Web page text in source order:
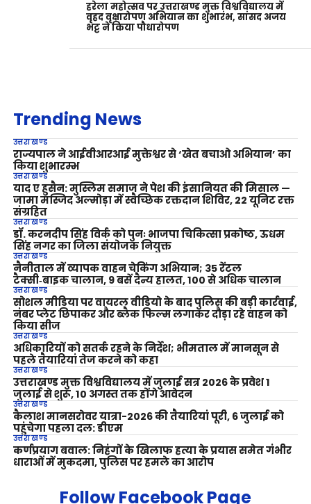
हरेला महोत्सव पर उत्तराखण्ड मुक्त विश्वविद्यालय में
वृहद वृक्षारोपण अभियान का शुभारंभ, सांसद अजय
भट्ट ने किया पौधारोपण
Trending News
उत्तराखण्ड
राज्यपाल ने आईवीआरआई मुक्तेश्वर से ‘खेत बचाओ अभियान’ का
किया शुभारम्भ
उत्तराखण्ड
याद ए हुसैन: मुस्लिम समाज ने पेश की इंसानियत की मिसाल —
जामा मस्जिद अल्मोड़ा में स्वैच्छिक रक्तदान शिविर, 22 यूनिट रक्त
संग्रहित
उत्तराखण्ड
डॉ. करनदीप सिंह विर्क को पुनः भाजपा चिकित्सा प्रकोष्ठ, ऊधम
सिंह नगर का जिला संयोजक नियुक्त
उत्तराखण्ड
नैनीताल में व्यापक वाहन चेकिंग अभियान; 35 रेंटल
टैक्सी‑बाइक चालान, 9 बसें दैन्य हालत, 100 से अधिक चालान
उत्तराखण्ड
सोशल मीडिया पर वायरल वीडियो के बाद पुलिस की बड़ी कार्रवाई,
नंबर प्लेट छिपाकर और ब्लैक फिल्म लगाकर दौड़ा रहे वाहन को
किया सीज
उत्तराखण्ड
अधिकारियों को सतर्क रहने के निर्देश; भीमताल में मानसून से
पहले तैयारियां तेज करने को कहा
उत्तराखण्ड
उत्तराखण्ड मुक्त विश्वविद्यालय में जुलाई सत्र 2026 के प्रवेश 1
जुलाई से शुरू, 10 अगस्त तक होंगे आवेदन
उत्तराखण्ड
कैलाश मानसरोवर यात्रा-2026 की तैयारियां पूरी, 6 जुलाई को
पहुंचेगा पहला दल: डीएम
उत्तराखण्ड
कर्णप्रयाग बवाल: निहंगों के खिलाफ हत्या के प्रयास समेत गंभीर
धाराओं में मुकदमा, पुलिस पर हमले का आरोप
Follow Facebook Page